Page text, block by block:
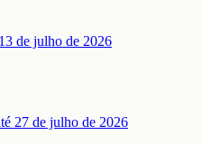
de julho de 2026
27 de julho de 2026